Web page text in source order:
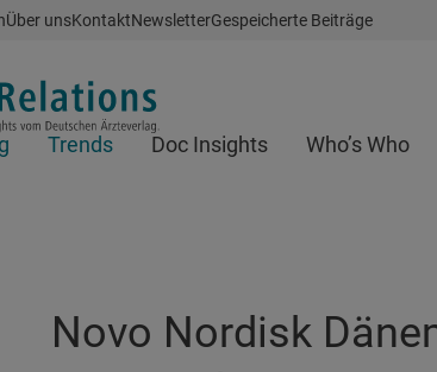
Über unsKontaktNewsletterGespeicherte Beiträge
Trends Doc Insights Who’s Who
Novo Nordisk